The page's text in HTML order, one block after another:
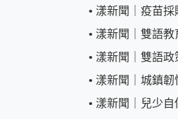
• 漾新聞｜疫苗
• 漾新聞｜雙語
• 漾新聞｜雙語
• 漾新聞｜城鎮
• 漾新聞｜兒少